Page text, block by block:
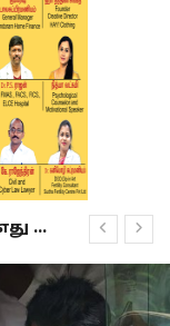
விஜய்யின் பேச்சில் முதிர்ச்சியில்லை.. கூட்டணியை நம்பி திமுக உள்ளதா? ஜவாஹிருல்லா கருத்து
தெரு நாய் வழக்கில் புதிய உத்தரவு.. ராகுல் காந்தி வரவேற்பு!
கில்லாடி லேடி.. கராத்தேயில் விருதுகளை குவிக்கும் சுப்ரியா ஜாதவ்!